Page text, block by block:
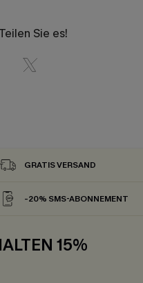
Sie es!
GRATIS VERSAND
-20% SMS-ABONNEMENT
15%